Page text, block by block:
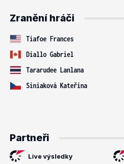
Zranění hráči
Tiafoe Frances
Diallo Gabriel
Tararudee Lanlana
Siniaková Kateřina
Partneři
Live výsledky